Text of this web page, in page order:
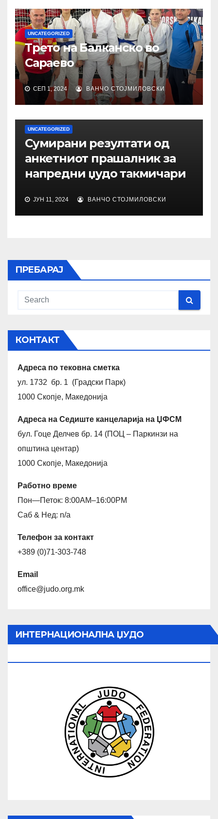
UNCATEGORIZED
Трето на Балканско во
Сараево
СЕП 1, 2024 ВАНЧО СТОЈМИЛОВСКИ
UNCATEGORIZED
Сумирани резултати од
анкетниот прашалник за
напредни џудо такмичари
ЈУН 11, 2024 ВАНЧО СТОЈМИЛОВСКИ
ПРЕБАРАЈ
КОНТАКТ
Адреса по тековна сметка
ул. 1732 бр. 1 (Градски Парк)
1000 Скопје, Македонија
Адреса на Седиште канцеларија на ЏФСМ
бул. Гоце Делчев бр. 14 (ПОЦ – Паркинзи на
општина центар)
1000 Скопје, Македонија
Работно време
Пон—Петок: 8:00AM–16:00PM
Саб & Нед: n/a
Телефон за контакт
+389 (0)71-303-748
Email
office@judo.org.mk
ИНТЕРНАЦИОНАЛНА ЏУДО